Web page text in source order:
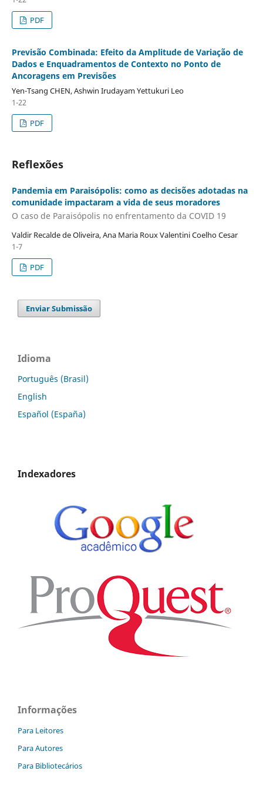
PDF
Previsão Combinada: Efeito da Amplitude de Variação de
Dados e Enquadramentos de Contexto no Ponto de
Ancoragens em Previsões
Yen-Tsang CHEN, Ashwin Irudayam Yettukuri Leo
1-22
PDF
Reflexões
Pandemia em Paraisópolis: como as decisões adotadas na
comunidade impactaram a vida de seus moradores
O caso de Paraisópolis no enfrentamento da COVID 19
Valdir Recalde de Oliveira, Ana Maria Roux Valentini Coelho Cesar
1-7
PDF
Enviar Submissão
Idioma
Português (Brasil)
English
Español (España)
Indexadores
Informações
Para Leitores
Para Autores
Para Bibliotecários